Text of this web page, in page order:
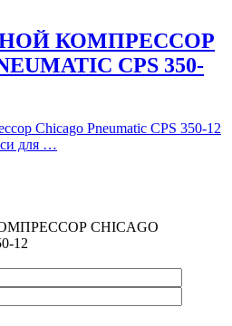
КОМПРЕССОР
CPS 350-
Chicago Pneumatic CPS 350-12
для …
CHICAGO
12